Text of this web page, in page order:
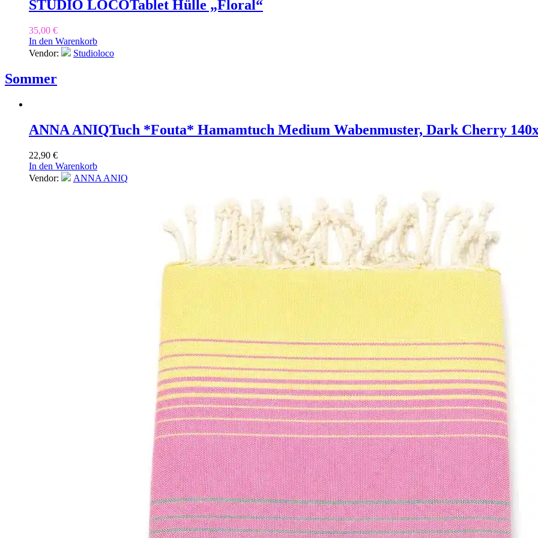
STUDIO LOCOTablet Hülle „Floral“
35,00 €
In den Warenkorb
Vendor:
Studioloco
Sommer
ANNA ANIQTuch *Fouta* Hamamtuch Medium Wabenmuster, Dark Cherry
22,90 €
In den Warenkorb
Vendor:
ANNA ANIQ